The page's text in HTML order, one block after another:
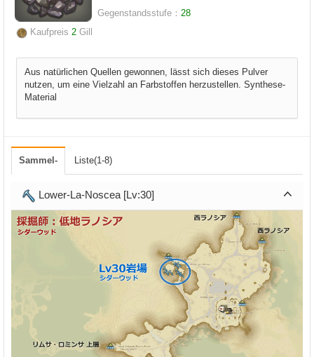
Gegenstandsstufe： 28
Kaufpreis 2 Gill
Aus natürlichen Quellen gewonnen, lässt sich dieses Pulver
nutzen, um eine Vielzahl an Farbstoffen herzustellen. Synthese-
Material
Sammel- Liste(1-8)
Lower-La-Noscea [Lv:30]